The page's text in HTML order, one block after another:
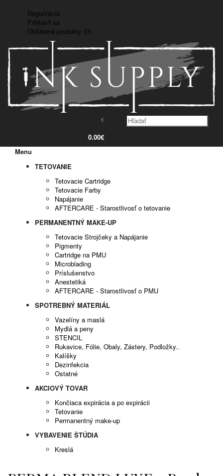
Registrácia
Prihlásiť sa
Obľúbené produkty (0)
€
0.00€
Menu
TETOVANIE
Tetovacie Cartridge
Tetovacie Farby
Napájanie
AFTERCARE - Starostlivosť o tetovanie
PERMANENTNÝ MAKE-UP
Tetovacie Strojčeky a Napájanie
Pigmenty
Cartridge na PMU
Microblading
Príslušenstvo
Anestetiká
AFTERCARE - Starostlivosť o PMU
SPOTREBNÝ MATERIÁL
Vazelíny a maslá
Mydlá a peny
STENCIL
Rukavice, Fólie, Obaly, Zástery, Podložky..
Kalíšky
Dezinfekcia
Ostatné
AKCIOVÝ TOVAR
Končiaca expirácia a po expirácii
Tetovanie
Permanentný make-up
VYBAVENIE ŠTÚDIA
Kreslá